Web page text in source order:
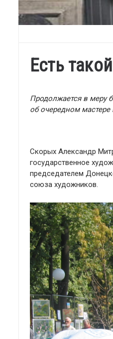
Есть
Продолжается в меру
об очередном мастере
Скорых Александр
государственное
председателем
союза художников.